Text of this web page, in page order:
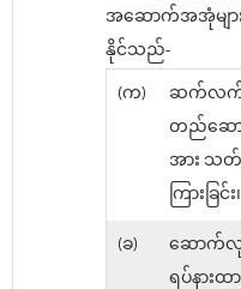
အဆောက်အအုံမျာ
နိုင်သည်-
(က)
ဆက်လက်
တည်ဆော
အား သ
ကြားခြင်း၊
(ခ)
ဆောက်လု
ရပ်နားထ